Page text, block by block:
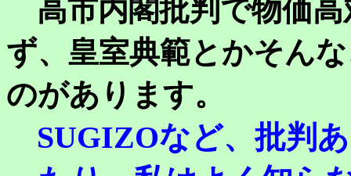
高市内閣批判で物価
ず、皇室典範とかそん
のがあります。
SUGIZOなど、批判